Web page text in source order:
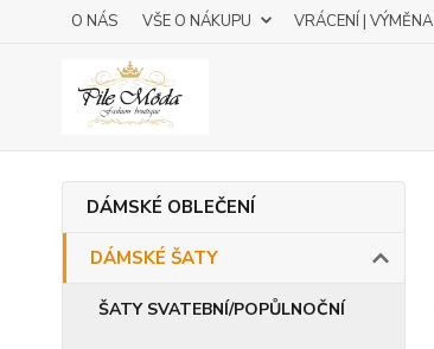
O NÁS VŠE O NÁKUPU VRÁCENÍ | VÝMĚNA
DÁMSKÉ OBLEČENÍ
DÁMSKÉ ŠATY
ŠATY SVATEBNÍ/POPŮLNOČNÍ